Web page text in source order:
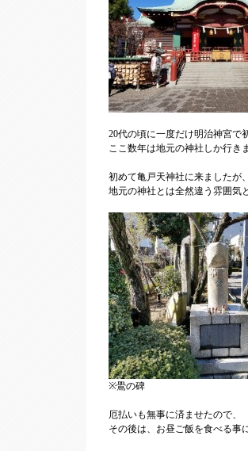
20代の頃に一度だけ明治神宮で
ここ数年は地元の神社しか行き
初めて亀戸天神社に来ましたが
地元の神社とは全然違う雰囲気
※鷽の碑
厄払いも無事に済ませたので、
その後は、お昼ご飯を食べる事